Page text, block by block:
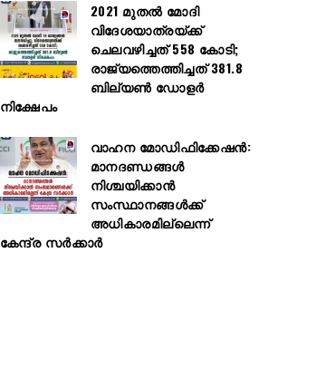
2021 മുതൽ മോദി
വിദേശയാത്രയ്ക്ക്
ചെലവഴിച്ചത് 558 കോടി;
രാജ്യത്തെത്തിച്ചത് 381.8
ബില്യൺ ഡോളർ
നിക്ഷേപം
വാഹന മോഡിഫിക്കേഷൻ:
മാനദണ്ഡങ്ങൾ
നിശ്ചയിക്കാൻ
സംസ്ഥാനങ്ങൾക്ക്
അധികാരമില്ലെന്ന്
കേന്ദ്ര സർക്കാർ